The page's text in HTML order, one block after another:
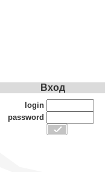
Вход
login
password